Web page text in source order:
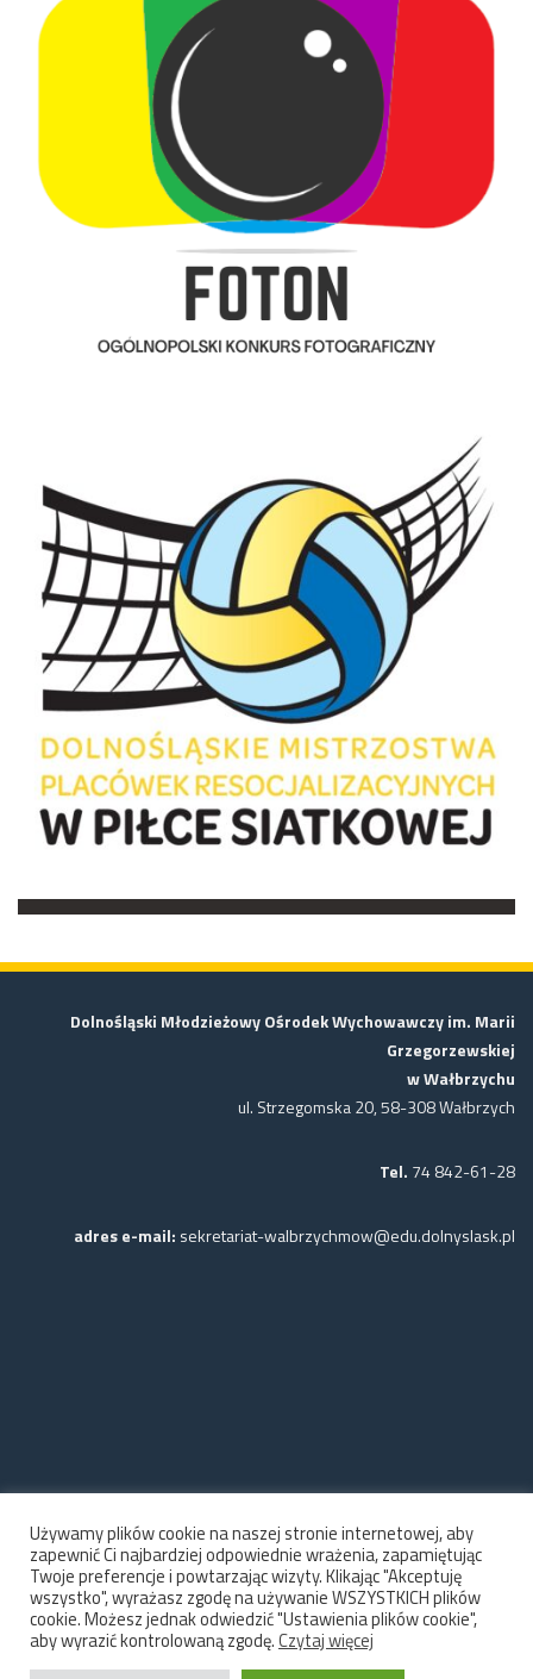
Dolnośląski Młodzieżowy Ośrodek Wychowawczy im. Marii
Grzegorzewskiej
w Wałbrzychu
ul. Strzegomska 20, 58-308 Wałbrzych
Tel. 74 842-61-28
adres e-mail: sekretariat-walbrzychmow@edu.dolnyslask.pl
Używamy plików cookie na naszej stronie internetowej, aby
zapewnić Ci najbardziej odpowiednie wrażenia, zapamiętując
Twoje preferencje i powtarzając wizyty. Klikając "Akceptuję
wszystko", wyrażasz zgodę na używanie WSZYSTKICH plików
cookie. Możesz jednak odwiedzić "Ustawienia plików cookie",
aby wyrazić kontrolowaną zgodę.Czytaj więcej